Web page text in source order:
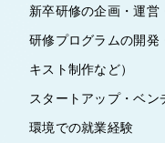
新卒研修の企画・運
研修プログラムの開発
キスト制作など）
スタートアップ・ベ
環境での就業経験